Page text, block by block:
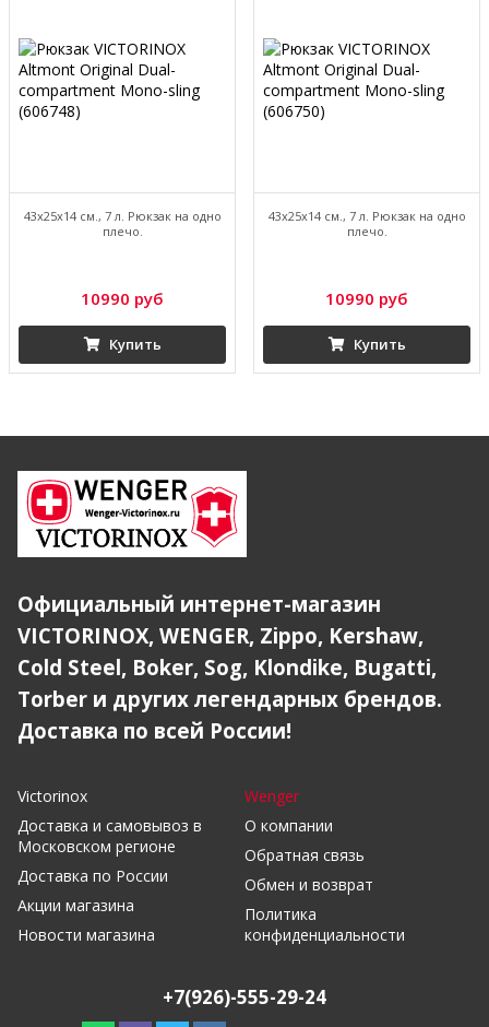
43x25x14 см., 7 л. Рюкзак на одно
плечо.
10990 руб
Купить
43x25x14 см., 7 л. Рюкзак на одно
плечо.
10990 руб
Купить
Официальный интернет-магазин
VICTORINOX, WENGER, Zippo, Kershaw,
Cold Steel, Boker, Sog, Klondike, Bugatti,
Torber и других легендарных брендов.
Доставка по всей России!
Victorinox
Доставка и самовывоз в
Московском регионе
Доставка по России
Акции магазина
Новости магазина
Wenger
О компании
Обратная связь
Обмен и возврат
Политика
конфиденциальности
+7(926)-555-29-24